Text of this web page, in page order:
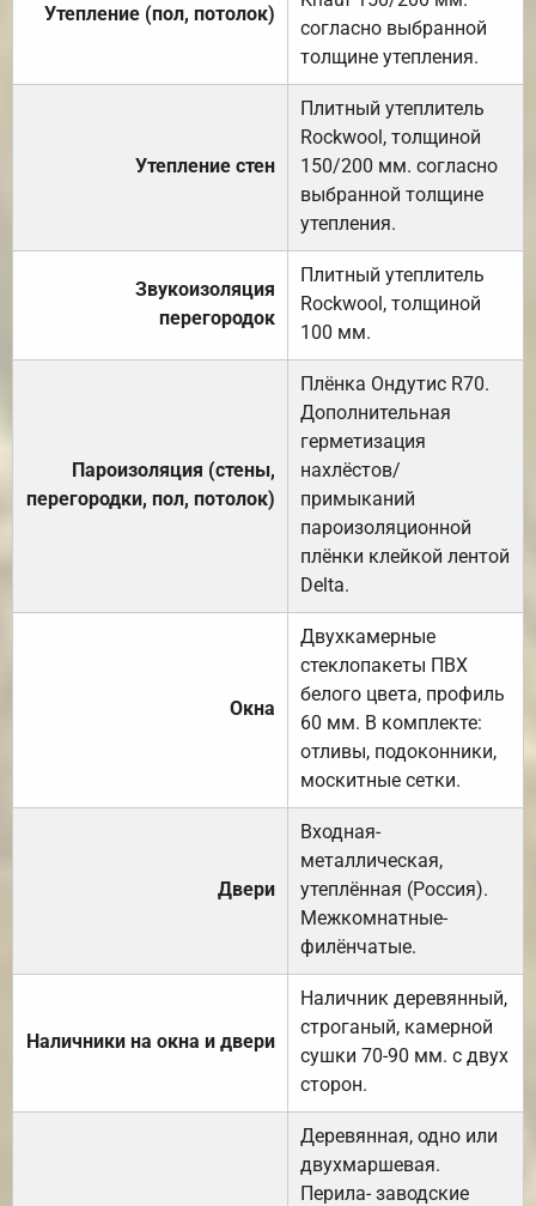
Утепление (пол, потолок)
согласно выбранной
толщине утепления.
Утепление стен
Плитный утеплитель
Rockwool, толщиной
150/200 мм. согласно
выбранной толщине
утепления.
Звукоизоляция
перегородок
Плитный утеплитель
Rockwool, толщиной
100 мм.
Пароизоляция (стены,
перегородки, пол, потолок)
Плёнка Ондутис R70.
Дополнительная
герметизация
нахлёстов/
примыканий
пароизоляционной
плёнки клейкой лентой
Delta.
Окна
Двухкамерные
стеклопакеты ПВХ
белого цвета, профиль
60 мм. В комплекте:
отливы, подоконники,
москитные сетки.
Двери
Входная-
металлическая,
утеплённая (Россия).
Межкомнатные-
филёнчатые.
Наличники на окна и двери
Наличник деревянный,
строганый, камерной
сушки 70-90 мм. с двух
сторон.
Деревянная, одно или
двухмаршевая.
Перила- заводские